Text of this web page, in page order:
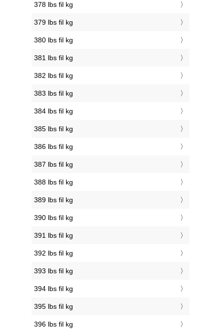
378 lbs fil kg
379 lbs fil kg
380 lbs fil kg
381 lbs fil kg
382 lbs fil kg
383 lbs fil kg
384 lbs fil kg
385 lbs fil kg
386 lbs fil kg
387 lbs fil kg
388 lbs fil kg
389 lbs fil kg
390 lbs fil kg
391 lbs fil kg
392 lbs fil kg
393 lbs fil kg
394 lbs fil kg
395 lbs fil kg
396 lbs fil kg